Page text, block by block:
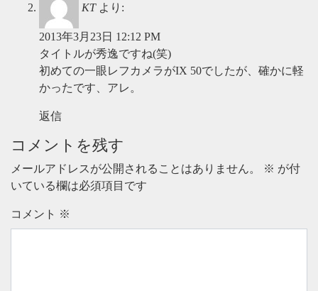
KT より:
2013年3月23日 12:12 PM
タイトルが秀逸ですね(笑)
初めての一眼レフカメラがIX 50でしたが、確かに軽
かったです、アレ。
返信
コメントを残す
メールアドレスが公開されることはありません。 ※ が付
いている欄は必須項目です
コメント ※